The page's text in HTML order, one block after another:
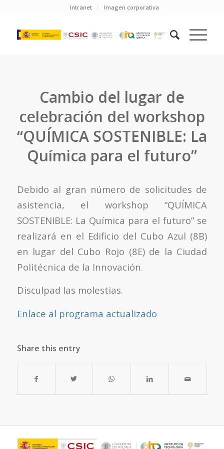
Intranet Imagen corporativa
Cambio del lugar de
celebración del workshop
“QUÍMICA SOSTENIBLE: La
Química para el futuro”
Debido al gran número de solicitudes de
asistencia, el workshop “QUÍMICA
SOSTENIBLE: La Química para el futuro” se
realizará en el Edificio del Cubo Azul (8B)
en lugar del Cubo Rojo (8E) de la Ciudad
Politécnica de la Innovación.
Disculpad las molestias.
Enlace al programa actualizado
Share this entry